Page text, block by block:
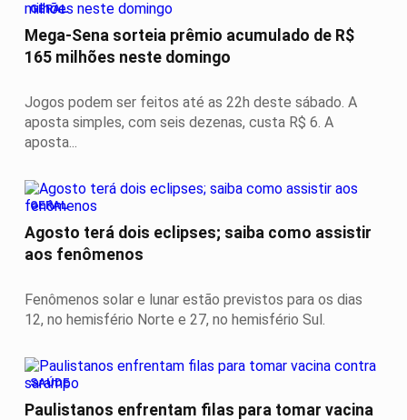
GERAL
Mega-Sena sorteia prêmio acumulado de R$
165 milhões neste domingo
Jogos podem ser feitos até as 22h deste sábado. A
aposta simples, com seis dezenas, custa R$ 6. A
aposta...
GERAL
Agosto terá dois eclipses; saiba como assistir
aos fenômenos
Fenômenos solar e lunar estão previstos para os dias
12, no hemisfério Norte e 27, no hemisfério Sul.
SAÚDE
Paulistanos enfrentam filas para tomar vacina